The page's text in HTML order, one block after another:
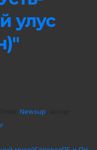
улус
Newsup